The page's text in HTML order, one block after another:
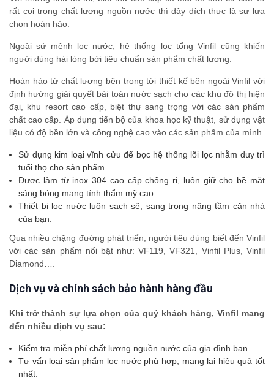
rất coi trọng chất lượng nguồn nước thì đây đích thực là sự lựa
chọn hoàn hảo.
Ngoài sứ mệnh lọc nước, hệ thống lọc tổng Vinfil cũng khiến
người dùng hài lòng bởi tiêu chuẩn sản phẩm chất lượng.
Hoàn hảo từ chất lượng bên trong tới thiết kế bên ngoài Vinfil với
định hướng giải quyết bài toán nước sạch cho các khu đô thị hiện
đại, khu resort cao cấp, biệt thự sang trọng với các sản phẩm
chất cao cấp. Áp dụng tiến bộ của khoa học kỹ thuật, sử dụng vật
liệu có độ bền lớn và công nghệ cao vào các sản phẩm của mình.
Sử dụng kim loại vĩnh cửu để bọc hệ thống lõi lọc nhằm duy trì
tuổi thọ cho sản phẩm.
Được làm từ inox 304 cao cấp chống rỉ, luôn giữ cho bề mặt
sáng bóng mang tính thẩm mỹ cao.
Thiết bị lọc nước luôn sạch sẽ, sang trọng nâng tầm căn nhà
của bạn.
Qua nhiều chặng đường phát triển, người tiêu dùng biết đến Vinfil
với các sản phẩm nổi bật như: VF119, VF321, Vinfil Plus, Vinfil
Diamond….
Dịch vụ và chính sách bảo hành hàng đầu
Khi trở thành sự lựa chọn của quý khách hàng, Vinfil mang
đến nhiều dịch vụ sau:
Kiểm tra miễn phí chất lượng nguồn nước của gia đình bạn.
Tư vấn loại sản phẩm lọc nước phù hợp, mang lại hiệu quả tốt
nhất.